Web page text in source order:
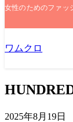
女性のためのファッ
ワムクロ
2025年8月19日